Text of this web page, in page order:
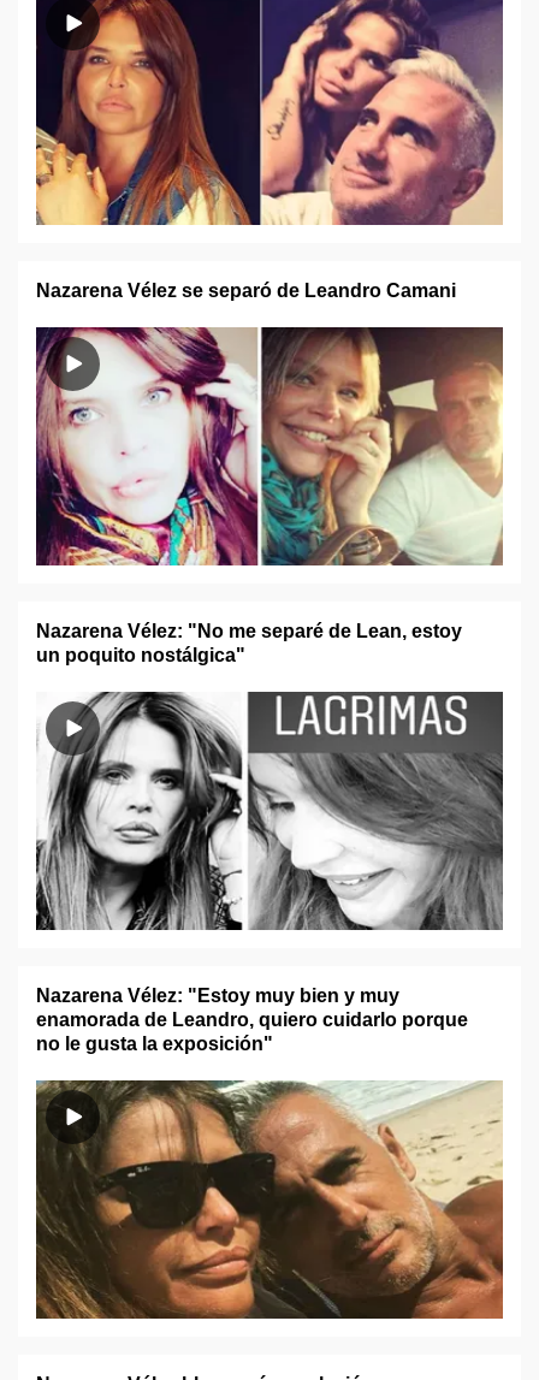
Nazarena Vélez se separó de Leandro Camani
Nazarena Vélez: "No me separé de Lean, estoy
un poquito nostálgica"
Nazarena Vélez: "Estoy muy bien y muy
enamorada de Leandro, quiero cuidarlo porque
no le gusta la exposición"